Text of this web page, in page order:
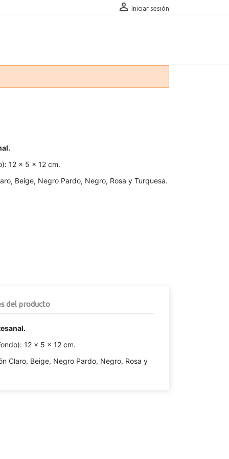
 Iniciar sesión
12 x 5 x 12 cm.
Beige, Negro Pardo, Negro, Rosa y Turquesa.
del producto
12 x 5 x 12 cm.
Claro, Beige, Negro Pardo, Negro, Rosa y